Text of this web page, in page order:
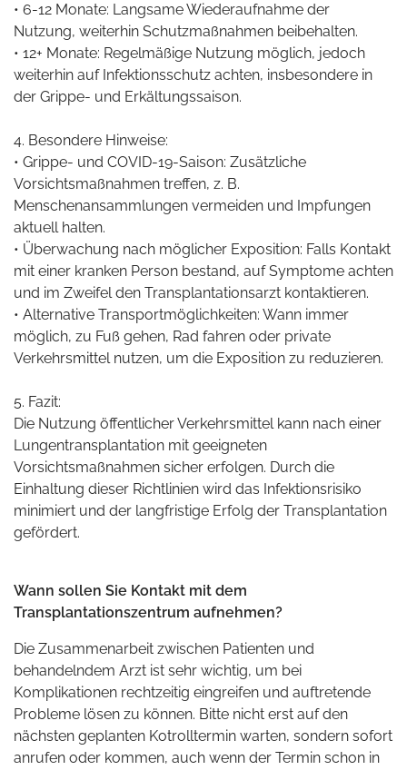
• 6-12 Monate: Langsame Wiederaufnahme der
Nutzung, weiterhin Schutzmaßnahmen beibehalten.
• 12+ Monate: Regelmäßige Nutzung möglich, jedoch
weiterhin auf Infektionsschutz achten, insbesondere in
der Grippe- und Erkältungssaison.
4. Besondere Hinweise:
• Grippe- und COVID-19-Saison: Zusätzliche
Vorsichtsmaßnahmen treffen, z. B.
Menschenansammlungen vermeiden und Impfungen
aktuell halten.
• Überwachung nach möglicher Exposition: Falls Kontakt
mit einer kranken Person bestand, auf Symptome achten
und im Zweifel den Transplantationsarzt kontaktieren.
• Alternative Transportmöglichkeiten: Wann immer
möglich, zu Fuß gehen, Rad fahren oder private
Verkehrsmittel nutzen, um die Exposition zu reduzieren.
5. Fazit:
Die Nutzung öffentlicher Verkehrsmittel kann nach einer
Lungentransplantation mit geeigneten
Vorsichtsmaßnahmen sicher erfolgen. Durch die
Einhaltung dieser Richtlinien wird das Infektionsrisiko
minimiert und der langfristige Erfolg der Transplantation
gefördert.
Wann sollen Sie Kontakt mit dem
Transplantationszentrum aufnehmen?
Die Zusammenarbeit zwischen Patienten und
behandelndem Arzt ist sehr wichtig, um bei
Komplikationen rechtzeitig eingreifen und auftretende
Probleme lösen zu können. Bitte nicht erst auf den
nächsten geplanten Kotrolltermin warten, sondern sofort
anrufen oder kommen, auch wenn der Termin schon in